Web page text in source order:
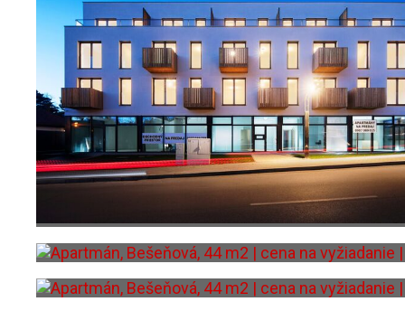
Parkovanie:
áno
ústredné teplovodné
ihneď po zaplatení kúpnej ceny
Kanalizácia:
áno
Internet:
áno - optická linka
Energ. certifikát:
A
Apartmán